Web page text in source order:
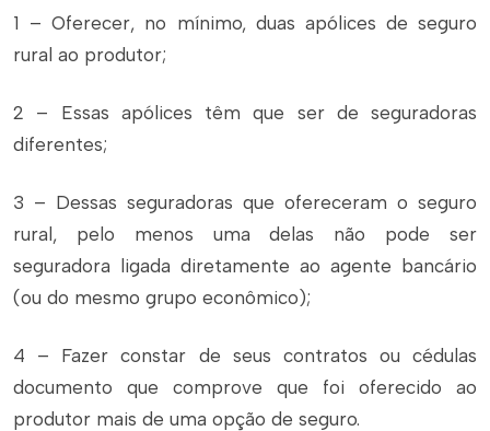
1 – Oferecer, no mínimo, duas apólices de seguro
rural ao produtor;
2 – Essas apólices têm que ser de seguradoras
diferentes;
3 – Dessas seguradoras que ofereceram o seguro
rural, pelo menos uma delas não pode ser
seguradora ligada diretamente ao agente bancário
(ou do mesmo grupo econômico);
4 – Fazer constar de seus contratos ou cédulas
documento que comprove que foi oferecido ao
produtor mais de uma opção de seguro.